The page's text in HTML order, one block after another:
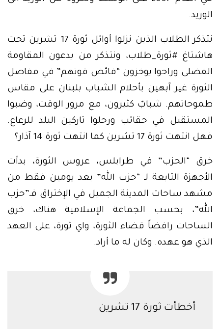
الوريد.
نتذكر الطلاب الذين نزلوا أوائل ثورة 17 تشرين تحت
هاشتاغ #ثورة_طلاب، ونتذكر من يدعون المقاومة
الفضلى وراحوا يوخزون “فائض قوتهم” في مفاصل
الثورة غير آبهين بأحلام الشباب بلبنان على مقاس
طموحاتهم. شبابٌ كثيرون، مع مرور الوقت، وضبوا
المستقبل في حقائب ورحلوا تاركين البلد للرعاع.
فهل انتهت ثورة 17 تشرين كما انتهت ثورة 14 آذار؟
خرق “الحزب” في طرابلس، عروس الثورة، بدأت
الأجهزة التابعة لـ “حزب الله” بعد يومين فقط من
مشهد ساحات المدينة الجميل في الإختراق فـ”حزب
الله”، بحسب الجماعة الإسلامية هناك، خرق
الساحات رافضاً قضاء الثورة، واي ثورة، على العهد
الذي هو عهده. وكان له ما أراد.
أخطأت ثورة 17 تشرين